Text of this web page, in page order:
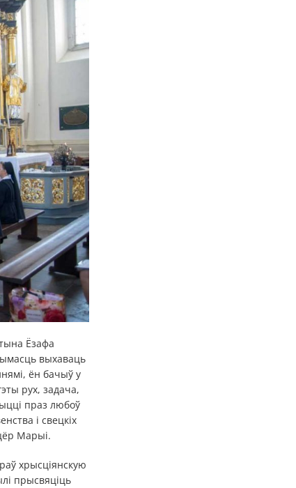
Ёзафа
выхаваць
ён бачыў у
рух, задача,
праз любоў
і свецкіх
Марыі.
хрысціянскую
прысвяціць